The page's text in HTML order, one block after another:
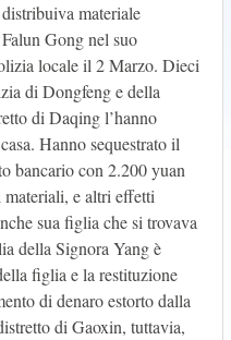
materiale
Gong nel suo
locale il 2 Marzo. Dieci
di Dongfeng e della
di Daqing l’hanno
Hanno sequestrato il
bancario con 2.200 yuan
e altri effetti
sua figlia che si trovava
della Signora Yang è
figlia e la restituzione
di denaro estorto dalla
di Gaoxin, tuttavia,